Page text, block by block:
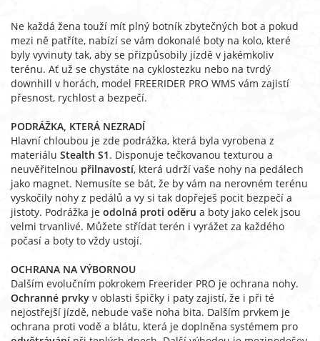
Ne každá žena touží mít plný botník zbytečných bot a pokud
mezi ně patříte, nabízí se vám dokonalé boty na kolo, které
byly vyvinuty tak, aby se přizpůsobily jízdě v jakémkoliv
terénu. Ať už se chystáte na cyklostezku nebo na tvrdý
downhill v horách, model FREERIDER PRO WMS vám zajistí
přesnost, rychlost a bezpečí.
PODRÁŽKA, KTERÁ NEZRADÍ
Hlavní chloubou je zde podrážka, která byla vyrobena z
materiálu Stealth S1. Disponuje tečkovanou texturou a
neuvěřitelnou přilnavostí, která udrží vaše nohy na pedálech
jako magnet. Nemusíte se bát, že by vám na nerovném terénu
vyskočily nohy z pedálů a vy si tak dopřeješ pocit bezpečí a
jistoty. Podrážka je odolná proti oděru a boty jako celek jsou
velmi trvanlivé. Můžete střídat terén i vyrážet za každého
počasí a boty to vždy ustojí.
OCHRANA NA VÝBORNOU
Dalším evolučním pokrokem Freerider PRO je ochrana nohy.
Ochranné prvky v oblasti špičky i paty zajistí, že i při té
nejostřejší jízdě, nebude vaše noha bita. Dalším prvkem je
ochrana proti vodě a blátu, která je doplněna systémem pro